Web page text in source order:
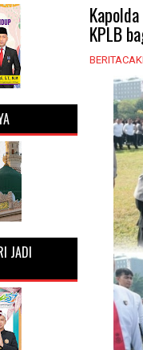
KPLB
JADI